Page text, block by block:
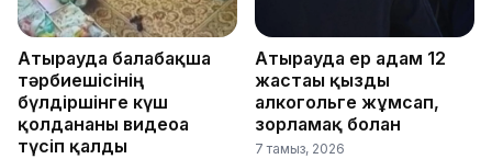
Атырауда балабақша
тәрбиешісінің
бүлдіршінге күш
қолданғаны видеоға
түсіп қалды
Атырауда ер адам 12
жастағы қызды
алкогольге жұмсап,
зорламақ болған
7 тамыз, 2026